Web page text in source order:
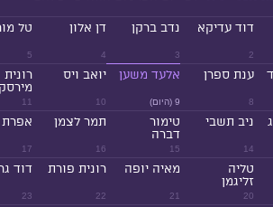
2
דוד עדיקא
3
נדב ברקן
4
דן אלון
5
טל
8
ענת ספרן
9 (היום)
אלעד משען
10
יואב ויס
11
רונית
14
ניב תשבי
15
טימור
דברה
16
תמר לצמן
17
20
טליה
זליגמן
21
מאיה יופה
22
רונית פורת
23
דוד